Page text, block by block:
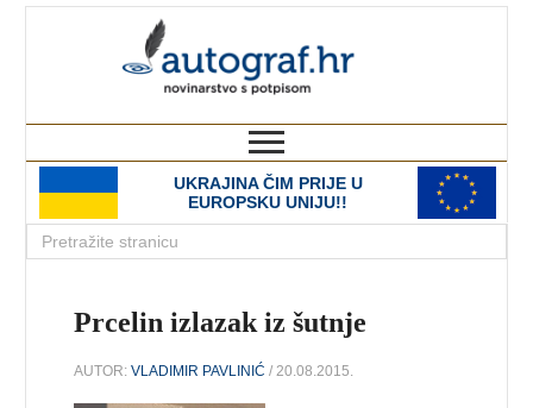
UKRAJINA ČIM PRIJE U
EUROPSKU UNIJU!!
Prcelin izlazak iz šutnje
AUTOR:VLADIMIR PAVLINIĆ / 20.08.2015.